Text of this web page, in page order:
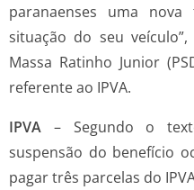
paranaenses uma
situação do seu
Massa Ratinho Junior
referente ao IPVA.
IPVA – Segundo o
suspensão do benefício
pagar três parcelas do